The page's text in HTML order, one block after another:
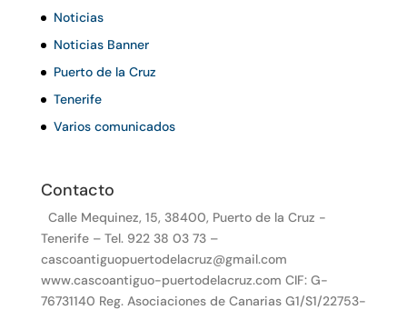
Noticias
Noticias Banner
Puerto de la Cruz
Tenerife
Varios comunicados
Contacto
Calle Mequinez, 15, 38400, Puerto de la Cruz -
Tenerife – Tel. 922 38 03 73 –
cascoantiguopuertodelacruz@gmail.com
www.cascoantiguo-puertodelacruz.com CIF: G-
76731140 Reg. Asociaciones de Canarias G1/S1/22753-